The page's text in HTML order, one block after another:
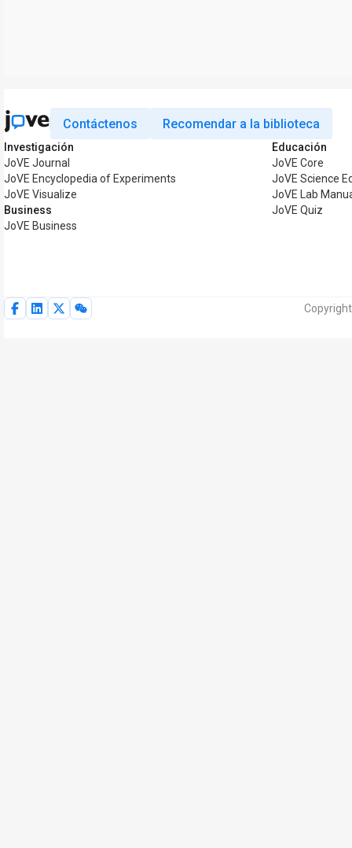
Contáctenos Recomendar a la biblioteca
Investigación
JoVE Journal
JoVE Encyclopedia of Experiments
JoVE Visualize
Business
JoVE Business
Educación
JoVE Core
JoVE Science
JoVE Lab
JoVE Quiz